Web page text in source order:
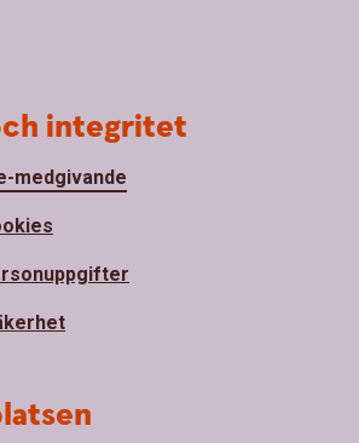
integritet
medgivande